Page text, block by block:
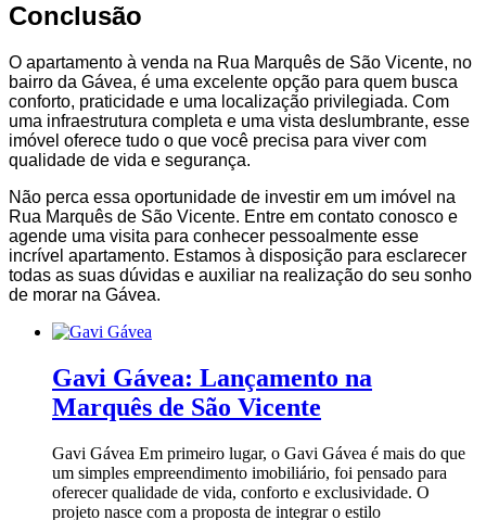
Conclusão
O apartamento à venda na Rua Marquês de São Vicente, no
bairro da Gávea, é uma excelente opção para quem busca
conforto, praticidade e uma localização privilegiada. Com
uma infraestrutura completa e uma vista deslumbrante, esse
imóvel oferece tudo o que você precisa para viver com
qualidade de vida e segurança.
Não perca essa oportunidade de investir em um imóvel na
Rua Marquês de São Vicente. Entre em contato conosco e
agende uma visita para conhecer pessoalmente esse
incrível apartamento. Estamos à disposição para esclarecer
todas as suas dúvidas e auxiliar na realização do seu sonho
de morar na Gávea.
Gavi Gávea: Lançamento na
Marquês de São Vicente
Gavi Gávea Em primeiro lugar, o Gavi Gávea é mais do que
um simples empreendimento imobiliário, foi pensado para
oferecer qualidade de vida, conforto e exclusividade. O
projeto nasce com a proposta de integrar o estilo